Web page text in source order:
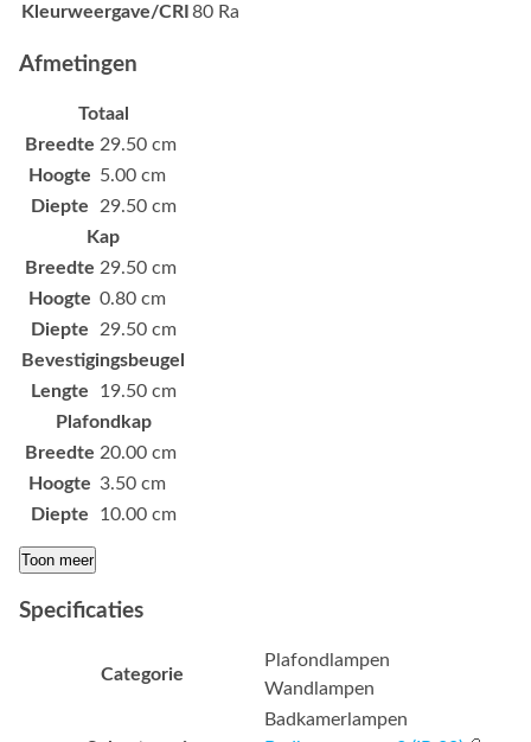
Kleurweergave/CRI 80 Ra
Afmetingen
Totaal
Breedte 29.50 cm
Hoogte 5.00 cm
Diepte
29.50 cm
Kap
Breedte 29.50 cm
Hoogte 0.80 cm
Diepte
29.50 cm
Bevestigingsbeugel
Lengte
19.50 cm
Plafondkap
Breedte 20.00 cm
Hoogte 3.50 cm
Diepte
10.00 cm
Toon meer
Specificaties
Categorie
Plafondlampen
Wandlampen
Badkamerlampen